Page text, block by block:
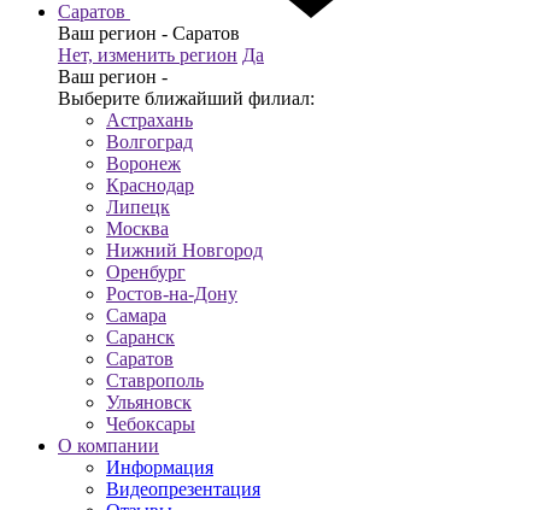
Саратов
Ваш регион - Саратов
Нет, изменить регион Да
Ваш регион -
Выберите ближайший филиал:
Астрахань
Волгоград
Воронеж
Краснодар
Липецк
Москва
Нижний Новгород
Оренбург
Ростов-на-Дону
Самара
Саранск
Саратов
Ставрополь
Ульяновск
Чебоксары
О компании
Информация
Видеопрезентация